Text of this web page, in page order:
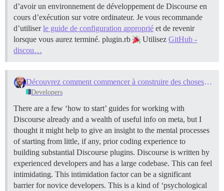
d’avoir un environnement de développement de Discourse en
cours d’exécution sur votre ordinateur. Je vous recommande
d’utiliserle guide de configuration approprié et de revenir
lorsque vous aurez terminé. plugin.rb Utilisez GitHub -
discou…
Découvrez comment commencer à construire des choses pour Discourse si vous êtes débutant (comme moi)
Developers
There are a few ‘how to start’ guides for working with
Discourse already and a wealth of useful info on meta, but I
thought it might help to give an insight to the mental processes
of starting from little, if any, prior coding experience to
building substantial Discourse plugins. Discourse is written by
experienced developers and has a large codebase. This can feel
intimidating. This intimidation factor can be a significant
barrier for novice developers. This is a kind of ‘psychological